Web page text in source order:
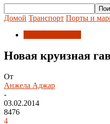
Домой Транспорт Порты и
Новая круизная
От
Анжела Аджар
-
03.02.2014
8476
4